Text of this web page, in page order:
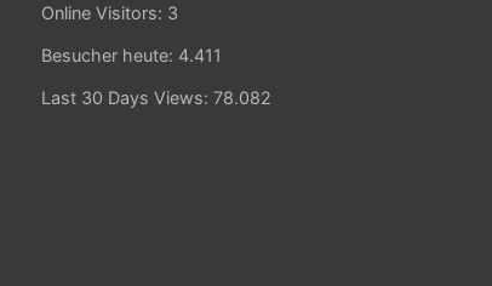
Online Visitors: 3
Besucher heute: 4.411
Last 30 Days Views: 78.082